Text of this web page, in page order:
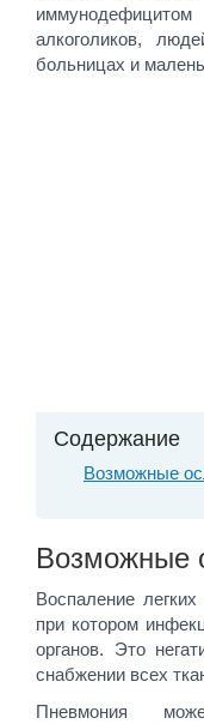
алкоголиков,
больницах и
Содержание
Возможные
Возможные
Воспаление легких
при котором
органов. Это
снабжении всех
Пневмония